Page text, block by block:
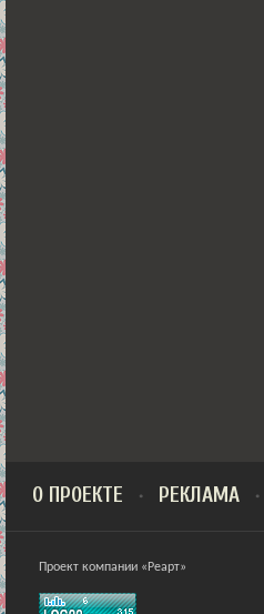
О ПРОЕКТЕ РЕКЛАМА
Проект компании «Реарт»